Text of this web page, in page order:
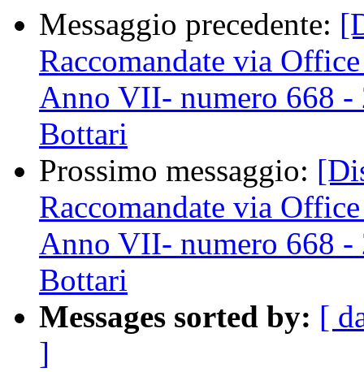
Messaggio precedente:
Raccomandate via
Anno VII- numero 668
Bottari
Prossimo messaggio:
Raccomandate via
Anno VII- numero 668
Bottari
Messages sorted by: [
]